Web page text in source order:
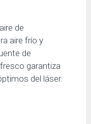
de
aire frío y
de
garantiza
del láser.